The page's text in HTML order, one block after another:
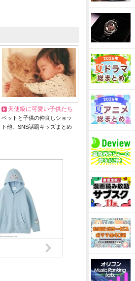
天使級に可愛い子供たち
ペットと子供の仲良しショッ
ト他、SNS話題キッズまとめ